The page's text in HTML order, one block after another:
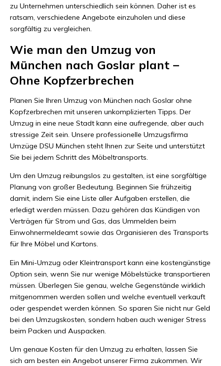
zu Unternehmen unterschiedlich sein können. Daher ist es
ratsam, verschiedene Angebote einzuholen und diese
sorgfältig zu vergleichen.
Wie man den Umzug von
München nach Goslar plant –
Ohne Kopfzerbrechen
Planen Sie Ihren Umzug von München nach Goslar ohne
Kopfzerbrechen mit unseren unkomplizierten Tipps. Der
Umzug in eine neue Stadt kann eine aufregende, aber auch
stressige Zeit sein. Unsere professionelle Umzugsfirma
Umzüge DSU München steht Ihnen zur Seite und unterstützt
Sie bei jedem Schritt des Möbeltransports.
Um den Umzug reibungslos zu gestalten, ist eine sorgfältige
Planung von großer Bedeutung. Beginnen Sie frühzeitig
damit, indem Sie eine Liste aller Aufgaben erstellen, die
erledigt werden müssen. Dazu gehören das Kündigen von
Verträgen für Strom und Gas, das Ummelden beim
Einwohnermeldeamt sowie das Organisieren des Transports
für Ihre Möbel und Kartons.
Ein Mini-Umzug oder Kleintransport kann eine kostengünstige
Option sein, wenn Sie nur wenige Möbelstücke transportieren
müssen. Überlegen Sie genau, welche Gegenstände wirklich
mitgenommen werden sollen und welche eventuell verkauft
oder gespendet werden können. So sparen Sie nicht nur Geld
bei den Umzugskosten, sondern haben auch weniger Stress
beim Packen und Auspacken.
Um genaue Kosten für den Umzug zu erhalten, lassen Sie
sich am besten ein Angebot unserer Firma zukommen. Wir